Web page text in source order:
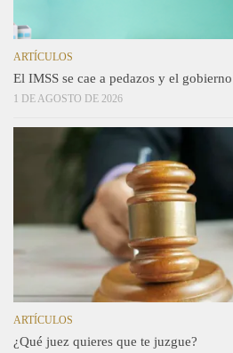
ARTÍCULOS
El IMSS se cae a pedazos y el
1 DE AGOSTO DE 2026
ARTÍCULOS
¿Qué juez quieres que te juzgue?